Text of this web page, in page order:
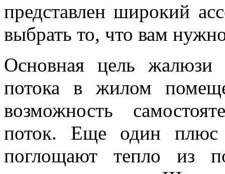
представлен широкий
выбрать то, что вам
Основная цель жалюзи
потока в жилом
возможность
поток. Еще один
поглощают тепло из